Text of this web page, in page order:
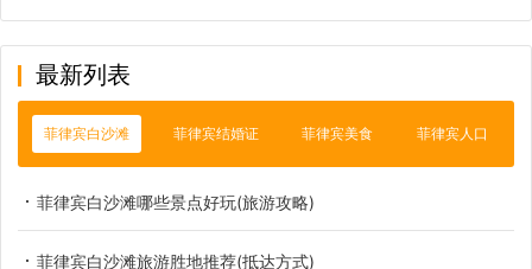
最新列表
菲律宾白沙滩 菲律宾结婚证 菲律宾美食 菲律宾人口
菲律宾白沙滩哪些景点好玩(旅游攻略)
菲律宾白沙滩旅游胜地推荐(抵达方式)